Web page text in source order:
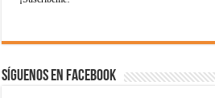
Síguenos en Facebook